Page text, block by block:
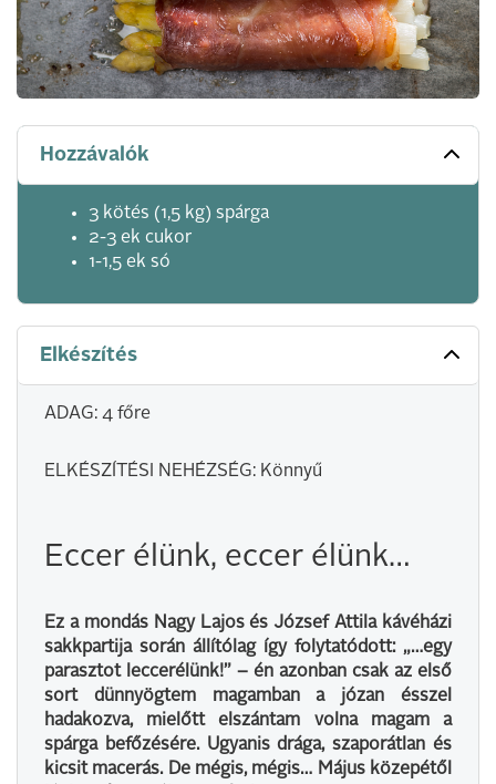
Hozzávalók
3 kötés (1,5 kg) spárga
2-3 ek cukor
1-1,5 ek só
Elkészítés
ADAG: 4 főre
ELKÉSZÍTÉSI NEHÉZSÉG: Könnyű
Eccer élünk, eccer élünk…
Ez a mondás Nagy Lajos és József Attila kávéházi
sakkpartija során állítólag így folytatódott: „…egy
parasztot leccerélünk!” − én azonban csak az első
sort dünnyögtem magamban a józan ésszel
hadakozva, mielőtt elszántam volna magam a
spárga befőzésére. Ugyanis drága, szaporátlan és
kicsit macerás. De mégis, mégis… Május közepétől